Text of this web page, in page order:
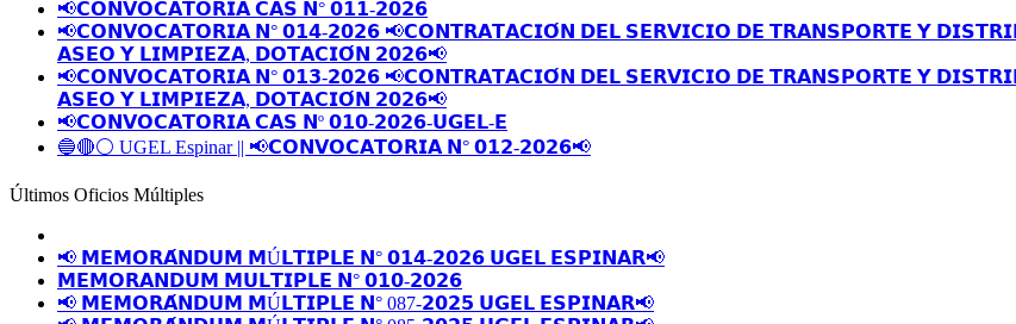
📢𝗖𝗢𝗡𝗩𝗢𝗖𝗔𝗧𝗢𝗥𝗜𝗔 𝗖𝗔𝗦 𝗡° 𝟬𝟭𝟭-𝟮𝟬𝟮𝟲
📢𝗖𝗢𝗡𝗩𝗢𝗖𝗔𝗧𝗢𝗥𝗜𝗔 𝗡° 𝟬𝟭𝟰-𝟮𝟬𝟮𝟲 📢𝗖𝗢𝗡𝗧𝗥𝗔𝗧𝗔𝗖𝗜𝗢́𝗡 𝗗𝗘𝗟 𝗦𝗘𝗥𝗩𝗜𝗖𝗜𝗢 𝗗𝗘 𝗧𝗥𝗔𝗡𝗦𝗣𝗢𝗥𝗧𝗘 𝗬
𝗔𝗦𝗘𝗢 𝗬 𝗟𝗜𝗠𝗣𝗜𝗘𝗭𝗔, 𝗗𝗢𝗧𝗔𝗖𝗜𝗢́𝗡 𝟮𝟬𝟮𝟲📢
📢𝗖𝗢𝗡𝗩𝗢𝗖𝗔𝗧𝗢𝗥𝗜𝗔 𝗡° 𝟬𝟭𝟯-𝟮𝟬𝟮𝟲 📢𝗖𝗢𝗡𝗧𝗥𝗔𝗧𝗔𝗖𝗜𝗢́𝗡 𝗗𝗘𝗟 𝗦𝗘𝗥𝗩𝗜𝗖𝗜𝗢 𝗗𝗘 𝗧𝗥𝗔𝗡𝗦𝗣𝗢𝗥𝗧𝗘 𝗬
𝗔𝗦𝗘𝗢 𝗬 𝗟𝗜𝗠𝗣𝗜𝗘𝗭𝗔, 𝗗𝗢𝗧𝗔𝗖𝗜𝗢́𝗡 𝟮𝟬𝟮𝟲📢
📢𝗖𝗢𝗡𝗩𝗢𝗖𝗔𝗧𝗢𝗥𝗜𝗔 𝗖𝗔𝗦 𝗡º 𝟬𝟭𝟬-𝟮𝟬𝟮𝟲-𝗨𝗚𝗘𝗟-𝗘
🔵🔴⚪️ UGEL Espinar || 📢𝗖𝗢𝗡𝗩𝗢𝗖𝗔𝗧𝗢𝗥𝗜𝗔 𝗡° 𝟬𝟭𝟮-𝟮𝟬𝟮𝟲📢
Últimos Oficios Múltiples
📢 𝗠𝗘𝗠𝗢𝗥𝗔́𝗡𝗗𝗨𝗠 𝗠Ú𝗟𝗧𝗜𝗣𝗟𝗘 𝗡° 𝟬𝟭𝟰-𝟮𝟬𝟮𝟲 𝗨𝗚𝗘𝗟 𝗘𝗦𝗣𝗜𝗡𝗔𝗥📢
𝗠𝗘𝗠𝗢𝗥𝗔𝗡𝗗𝗨𝗠 𝗠𝗨𝗟𝗧𝗜𝗣𝗟𝗘 𝗡° 𝟬𝟭𝟬-𝟮𝟬𝟮𝟲
📢 𝗠𝗘𝗠𝗢𝗥𝗔́𝗡𝗗𝗨𝗠 𝗠Ú𝗟𝗧𝗜𝗣𝗟𝗘 𝗡° 087-𝟮𝟬𝟮𝟱 𝗨𝗚𝗘𝗟 𝗘𝗦𝗣𝗜𝗡𝗔𝗥📢